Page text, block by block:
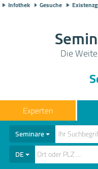
Infothek Gesuche
Die
Seminare
DE